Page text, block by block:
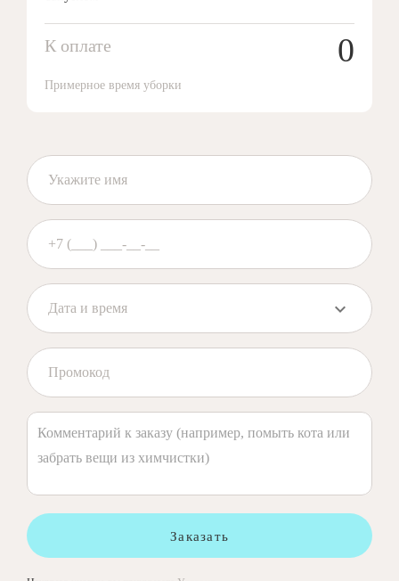
К оплате 0
Примерное время уборки
Заказать